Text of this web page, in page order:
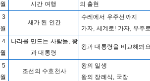
월
시간 여행
의 출현
3
월
새가 된 인간
수레에서 우주선까지
가자, 세계로! 가자, 우주
4
월
나라를 만드는 사람들, 왕
과 대통령
왕과 대통령을 비교해봐
5
월
조선의 수호천사
왕의 일생
왕의 장례식, 국장